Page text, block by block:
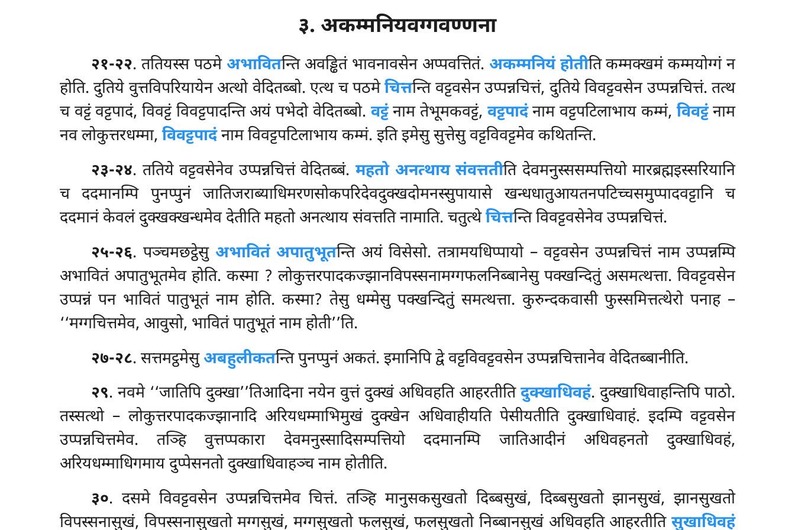
३. अकम्मनियवग्गवण्णना
२१-२२. ततियस्सपठमे अभावितन्ति अवड्ढितं भावनावसेन अप्पवत्तितं. अकम्मनियं होतीति कम्मक्खमं कम्मयोग्गं न
होति. दुतिये वुत्तविपरियायेन अत्थो वेदितब्बो. एत्थ च पठमेचित्तन्ति वट्टवसेन उप्पन्नचित्तं, दुतिये विवट्टवसेन उप्पन्नचित्तं. तत्थ
च वट्टं वट्टपादं, विवट्टं विवट्टपादन्ति अयं पभेदो वेदितब्बो. वट्टंनाम तेभूमकवट्टं, वट्टपादंनाम वट्टपटिलाभाय कम्मं, विवट्टंनाम
नव लोकुत्तरधम्मा, विवट्टपादंनाम विवट्टपटिलाभाय कम्मं. इति इमेसु सुत्तेसु वट्टविवट्टमेव कथितन्ति.
२३-२४. ततिये वट्टवसेनेव उप्पन्नचित्तं वेदितब्बं.महतो अनत्थाय संवत्ततीति देवमनुस्ससम्पत्तियो मारब्रह्मइस्सरियानि
च ददमानम्पि पुनप्पुनं जातिजराब्याधिमरणसोकपरिदेवदुक्खदोमनस्सुपायासे खन्धधातुआयतनपटिच्चसमुप्पादवट्टानि च
ददमानं केवलं दुक्खक्खन्धमेव देतीति महतो अनत्थाय संवत्तति नामाति. चतुत्थेचित्तन्ति विवट्टवसेनेव उप्पन्नचित्तं.
२५-२६. पञ्चमछट्ठेसु अभावितं अपातुभूतन्ति अयं विसेसो. तत्रामयधिप्पायो – वट्टवसेन उप्पन्नचित्तं नाम उप्पन्नम्पि
अभावितं अपातुभूतमेव होति. कस्मा ? लोकुत्तरपादकज्झानविपस्सनामग्गफलनिब्बानेसु पक्खन्दितुं असमत्थत्ता. विवट्टवसेन
उप्पन्नं पन भावितं पातुभूतं नाम होति. कस्मा? तेसु धम्मेसु पक्खन्दितुं समत्थत्ता. कुरुन्दकवासी फुस्समित्तत्थेरो पनाह –
‘‘मग्गचित्तमेव, आवुसो, भावितं पातुभूतं नाम होती’’ति.
२७-२८. सत्तमट्ठमेसु अबहुलीकतन्ति पुनप्पुनं अकतं. इमानिपि द्वे वट्टविवट्टवसेन उप्पन्नचित्तानेव वेदितब्बानीति.
२९. नवमे ‘‘जातिपि दुक्खा’’तिआदिना नयेन वुत्तं दुक्खं अधिवहति आहरतीतिदुक्खाधिवहं. दुक्खाधिवाहन्तिपि पाठो.
तस्सत्थो – लोकुत्तरपादकज्झानादि अरियधम्माभिमुखं दुक्खेन अधिवाहीयति पेसीयतीति दुक्खाधिवाहं. इदम्पि वट्टवसेन
उप्पन्नचित्तमेव. तञ्हि वुत्तप्पकारा देवमनुस्सादिसम्पत्तियो ददमानम्पि जातिआदीनं अधिवहनतो दुक्खाधिवहं,
अरियधम्माधिगमाय दुप्पेसनतो दुक्खाधिवाहञ्च नाम होतीति.
३०. दसमे विवट्टवसेन उप्पन्नचित्तमेव चित्तं. तञ्हि मानुसकसुखतो दिब्बसुखं, दिब्बसुखतो झानसुखं, झानसुखतो
विपस्सनासुखं, विपस्सनासुखतो मग्गसुखं, मग्गसुखतो फलसुखं, फलसुखतो निब्बानसुखं अधिवहति आहरतीतिसुखाधिवहं